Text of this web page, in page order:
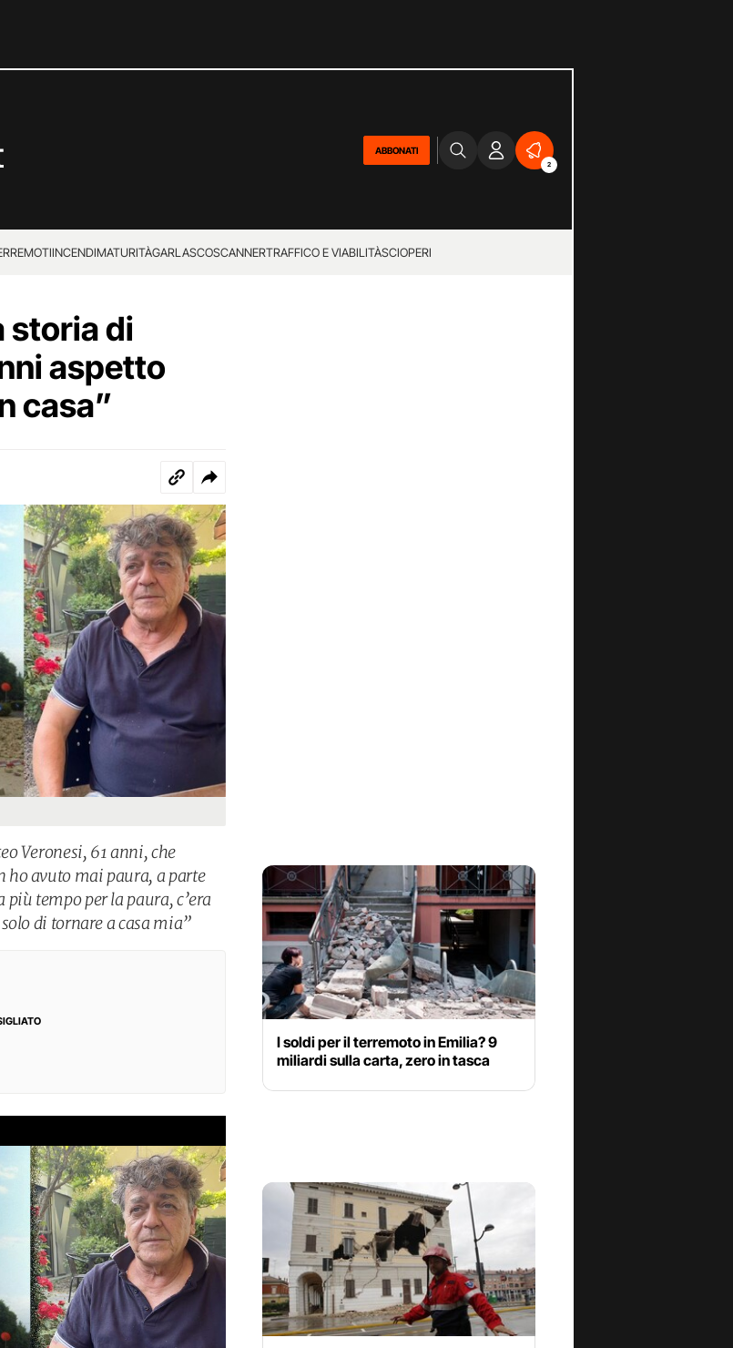
ABBONATI
2
INCENDIMATURITÀGARLASCOSCANNERTRAFFICO E VIABILITÀSCIOPERI
storia di
aspetto
casa”
Veronesi, 61 anni, che
ho avuto mai paura, a parte
più tempo per la paura, c’era
di tornare a casa mia”
I soldi per il terremoto in Emilia? 9
miliardi sulla carta, zero in tasca